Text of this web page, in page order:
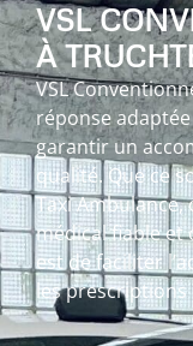
VSL
À
VSL
réponse
garantir un
qualité. Que ce
Taxi
médical fiable et
est de faciliter
les prescriptions